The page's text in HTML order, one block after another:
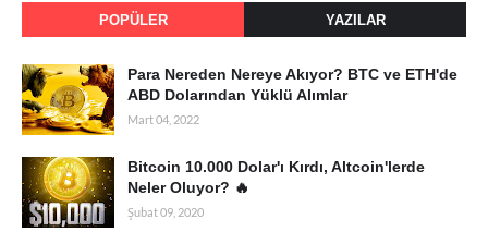
POPÜLER YAZILAR
Para Nereden Nereye Akıyor? BTC ve ETH'de
ABD Dolarından Yüklü Alımlar
Mart 04, 2022
Bitcoin 10.000 Dolar'ı Kırdı, Altcoin'lerde
Neler Oluyor? 🔥
Şubat 09, 2020